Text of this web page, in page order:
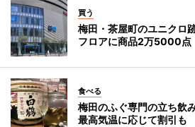
買う
梅田・茶屋町のユニク
フロアに商品2万5000点
食べる
梅田のふぐ専門の立ち飲
最高気温に応じて割引も